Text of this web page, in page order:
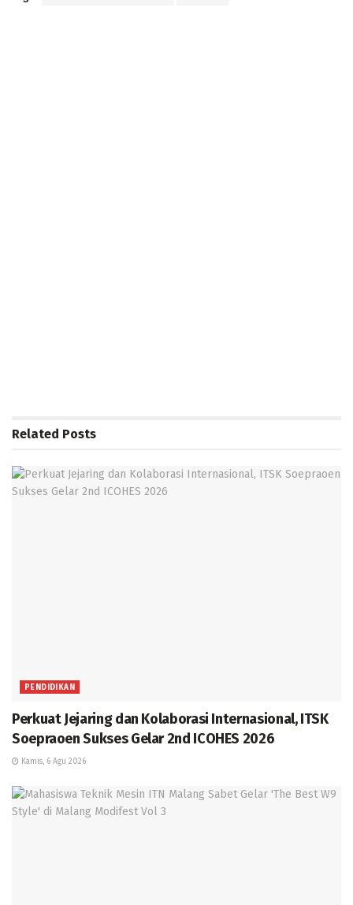
Related Posts
PENDIDIKAN
Perkuat Jejaring dan Kolaborasi Internasional, ITSK
Soepraoen Sukses Gelar 2nd ICOHES 2026
Kamis, 6 Agu 2026